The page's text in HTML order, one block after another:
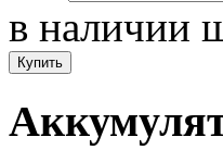
в наличии